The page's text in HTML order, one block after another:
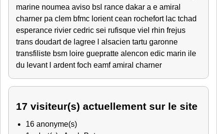
marine noumea aviso bsl rance dakar a e amiral
charner pa clem bfmc lorient cean rochefort lac tchad
esperance rivier cedric sei rufisque viel rhin frejus
trans doudart de lagree l alsacien tartu garonne
transfiliste bsm loire guepratte alencon edic marin ile
du levant
l ardent foch eamf amiral charner
17 visiteur(s) actuellement sur le site
16 anonyme(s)